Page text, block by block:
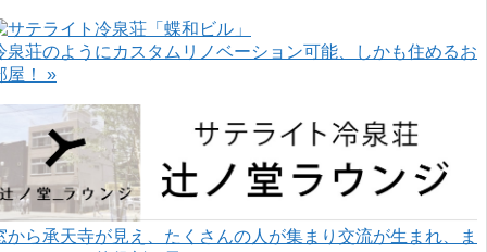
泉荘のようにカスタムリノベーション可能、しかも住めるお
屋！ »
から承天寺が見え、たくさんの人が集まり交流が生まれ、ま